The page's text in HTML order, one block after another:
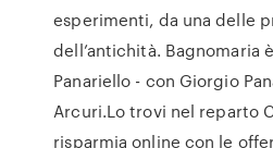
esperimenti, da una delle
dell’antichità. Bagnomaria
Panariello - con Giorgio
Arcuri.Lo trovi nel reparto
risparmia online con le